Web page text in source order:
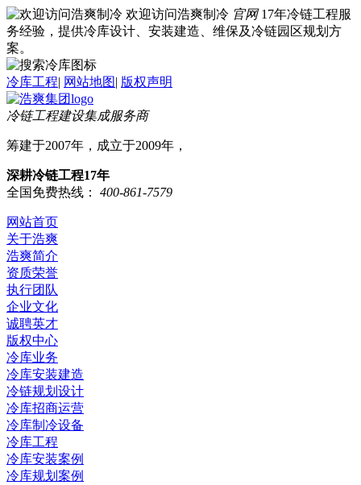
欢迎访问浩爽制冷 官网 17年冷链工程服
务经验，提供冷库设计、安装建造、维保及冷链园区规划方
案。
冷库工程| 网站地图| 版权声明
冷链工程建设集成服务商
筹建于2007年，成立于2009年，
深耕冷链工程17年
全国免费热线：
400-861-7579
网站首页
关于浩爽
浩爽简介
资质荣誉
执行团队
企业文化
诚聘英才
版权中心
冷库业务
冷库安装建造
冷链规划设计
冷库招商运营
冷库制冷设备
冷库工程
冷库安装案例
冷库规划案例